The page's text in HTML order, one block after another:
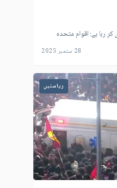
28 ستمبر 2025
ریاستیں